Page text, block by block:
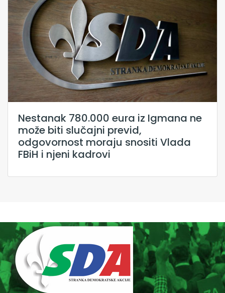
Nestanak 780.000 eura iz Igmana ne
može biti slučajni previd,
odgovornost moraju snositi Vlada
FBiH i njeni kadrovi